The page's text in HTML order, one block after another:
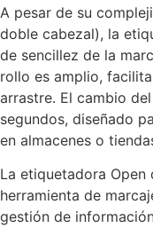
A pesar de su
doble cabezal), la
de sencillez de la
rollo es amplio,
arrastre. El cambio
segundos, diseñado
en almacenes o
La etiquetadora Open
herramienta de
gestión de